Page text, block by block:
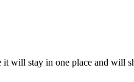
it will stay in one place and